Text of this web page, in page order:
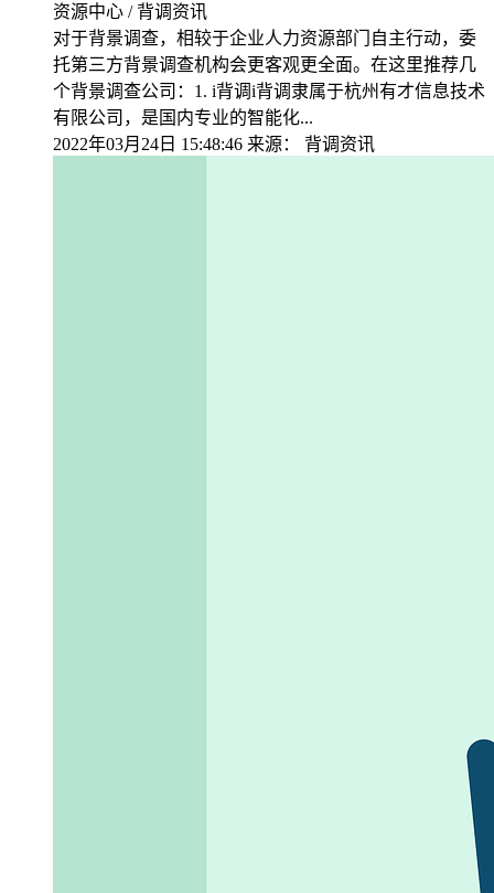
资源中心 / 背调资讯
对于背景调查，相较于企业人力资源部门自主行动，委
托第三方背景调查机构会更客观更全面。在这里推荐几
个背景调查公司：1. i背调i背调隶属于杭州有才信息技术
有限公司，是国内专业的智能化...
2022年03月24日 15:48:46 来源： 背调资讯